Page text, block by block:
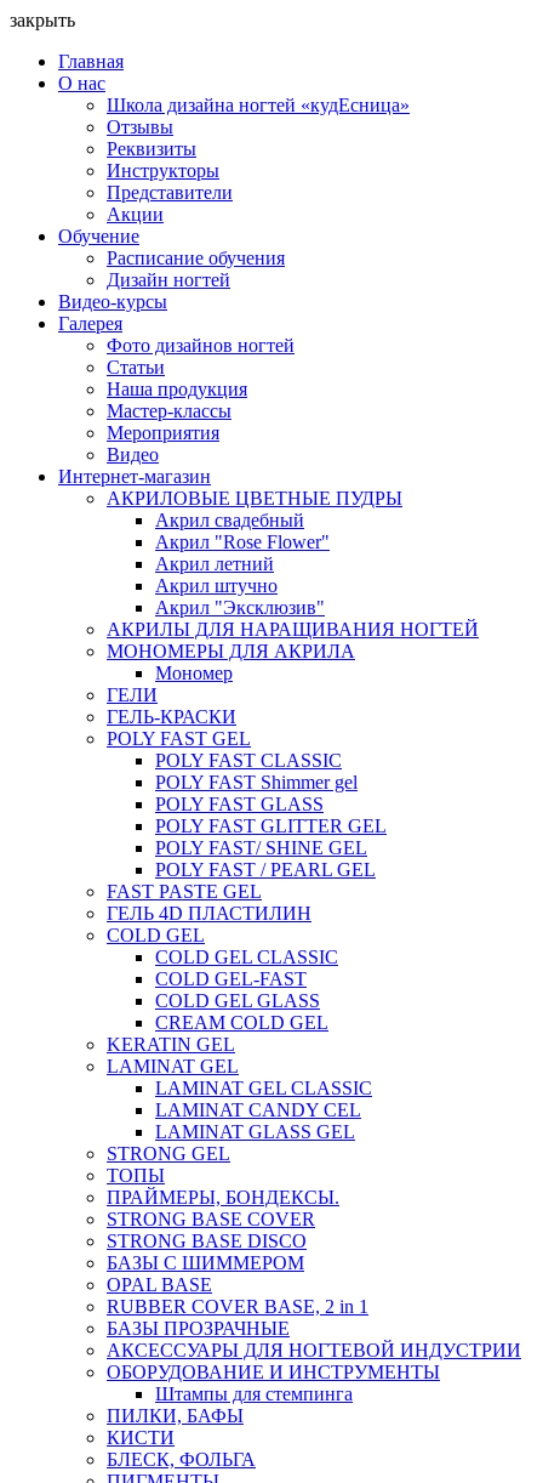
закрыть
Главная
О нас
Школа дизайна ногтей «кудЕсница»
Отзывы
Реквизиты
Инструкторы
Представители
Акции
Обучение
Расписание обучения
Дизайн ногтей
Видео-курсы
Галерея
Фото дизайнов ногтей
Статьи
Наша продукция
Мастер-классы
Мероприятия
Видео
Интернет-магазин
АКРИЛОВЫЕ ЦВЕТНЫЕ ПУДРЫ
Акрил свадебный
Акрил "Rose Flower"
Акрил летний
Акрил штучно
Акрил "Эксклюзив"
АКРИЛЫ ДЛЯ НАРАЩИВАНИЯ НОГТЕЙ
МОНОМЕРЫ ДЛЯ АКРИЛА
Мономер
ГЕЛИ
ГЕЛЬ-КРАСКИ
POLY FAST GEL
POLY FAST CLASSIC
POLY FAST Shimmer gel
POLY FAST GLASS
POLY FAST GLITTER GEL
POLY FAST/ SHINE GEL
POLY FAST / PEARL GEL
FAST PASTE GEL
ГЕЛЬ 4D ПЛАСТИЛИН
COLD GEL
COLD GEL CLASSIC
COLD GEL-FAST
COLD GEL GLASS
CREAM COLD GEL
KERATIN GEL
LAMINAT GEL
LAMINAT GEL CLASSIС
LAMINAT CANDY CEL
LAMINAT GLASS GEL
STRONG GEL
ТОПЫ
ПРАЙМЕРЫ, БОНДЕКСЫ.
STRONG BASE COVER
STRONG BASE DISCO
БАЗЫ С ШИММЕРОМ
OPAL BASE
RUBBER COVER BASE, 2 in 1
БАЗЫ ПРОЗРАЧНЫЕ
АКСЕССУАРЫ ДЛЯ НОГТЕВОЙ ИНДУСТРИИ
ОБОРУДОВАНИЕ И ИНСТРУМЕНТЫ
Штампы для стемпинга
ПИЛКИ, БАФЫ
КИСТИ
БЛЕСК, ФОЛЬГА